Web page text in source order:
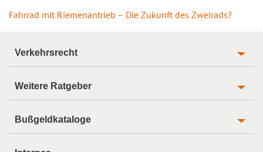
Fahrrad mit Riemenantrieb – Die Zukunft des Zweirads?
Verkehrsrecht
Weitere Ratgeber
Bußgeldkataloge